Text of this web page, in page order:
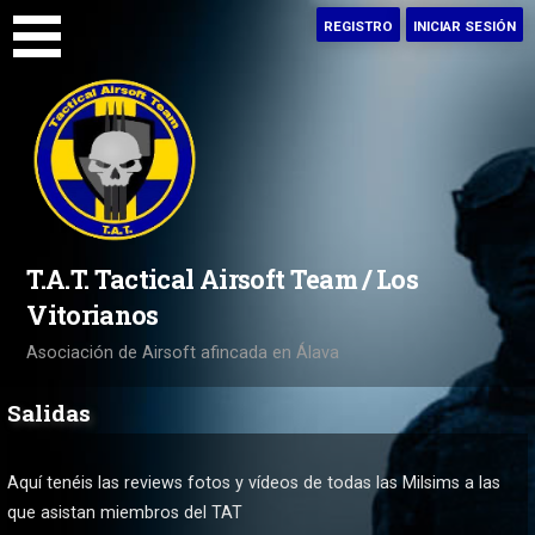
Saltar
REGISTRO INICIAR SESIÓN
T.A.T. Tactical Airsoft Team / Los
Vitorianos
Asociación de Airsoft afincada en Álava
Salidas
Aquí tenéis las reviews fotos y vídeos de todas las Milsims a las
que asistan miembros del TAT